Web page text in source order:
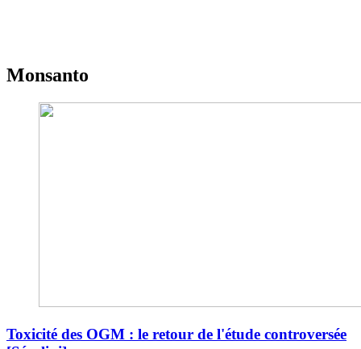
Monsanto
Toxicité des OGM : le retour de l'étude controversée